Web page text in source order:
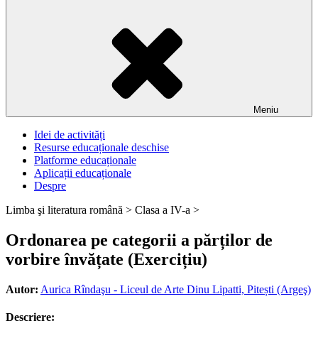
Meniu
Idei de activități
Resurse educaționale deschise
Platforme educaționale
Aplicații educaționale
Despre
Limba şi literatura română > Clasa a IV-a >
Ordonarea pe categorii a părților de
vorbire învățate (Exercițiu)
Autor: Aurica Rîndaşu - Liceul de Arte Dinu Lipatti, Pitești (Argeş)
Descriere: